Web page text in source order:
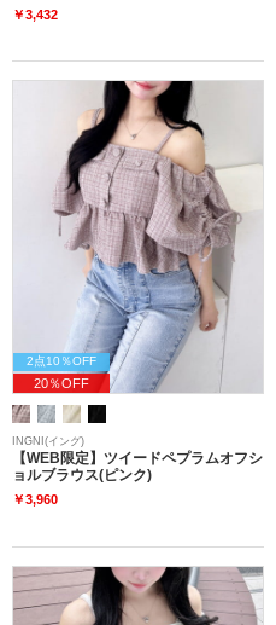
￥3,432
2点10％OFF
20％OFF
INGNI(イング)
【WEB限定】ツイードペプラムオフシ
ョルブラウス(ピンク)
￥3,960